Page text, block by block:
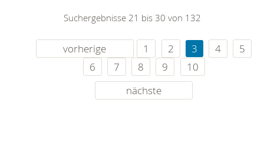
Suchergebnisse 21 bis 30 von 132
vorherige 1 2 3 4
5
6
7 8 9
10
nächste